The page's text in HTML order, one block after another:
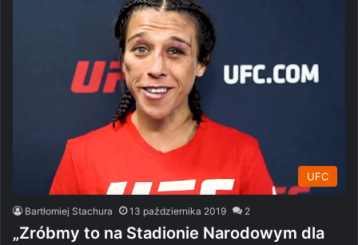
UFC
Bartłomiej Stachura 13 października 2019 2
„Zróbmy to na Stadionie Narodowym dla